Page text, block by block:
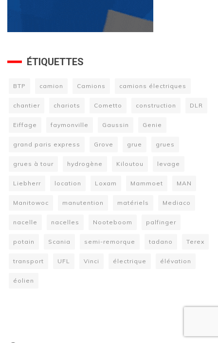
ÉTIQUETTES
BTP camion Camions camions électriques
chantier chariots Cometto construction DLR
Eiffage faymonville Gaussin Genie
grand paris express Grove grue grues
grues à tour hydrogène Kiloutou levage
Liebherr location Loxam Mammoet MAN
Manitowoc manutention matériels Mediaco
nacelle nacelles Nooteboom palfinger
potain Scania semi-remorque tadano Terex
transport UFL Vinci électrique élévation
éolien